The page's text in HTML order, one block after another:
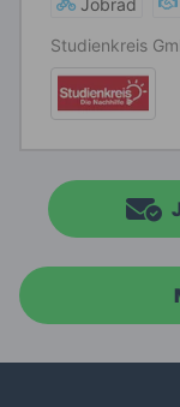
Jobrad
Studienkreis